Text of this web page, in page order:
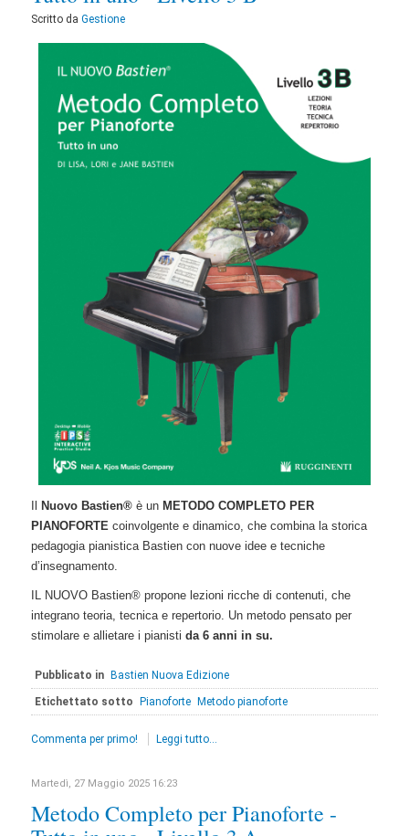
Scritto da Gestione
Il Nuovo Bastien® è un METODO COMPLETO PER
PIANOFORTE coinvolgente e dinamico, che combina la storica
pedagogia pianistica Bastien con nuove idee e tecniche
d’insegnamento.
IL NUOVO Bastien® propone lezioni ricche di contenuti, che
integrano teoria, tecnica e repertorio. Un metodo pensato per
stimolare e allietare i pianisti da 6 anni in su.
Pubblicato in Bastien Nuova Edizione
Etichettato sotto Pianoforte Metodo pianoforte
Commenta per primo! Leggi tutto...
Martedì, 27 Maggio 2025 16:23
Metodo Completo per Pianoforte -